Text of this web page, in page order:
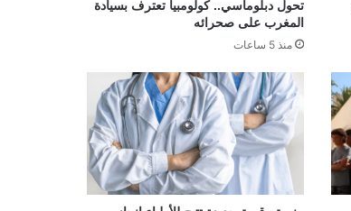
تحول دبلوماسي.. كولومبيا تعترف بسيادة
المغرب على صحرائه
منذ 5 ساعات